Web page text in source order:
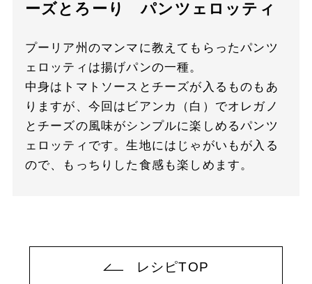
ーズとろーり パンツェロッティ
プーリア州のマンマに教えてもらったパンツ
ェロッティは揚げパンの一種。
中身はトマトソースとチーズが入るものもあ
りますが、今回はビアンカ（白）でオレガノ
とチーズの風味がシンプルに楽しめるパンツ
ェロッティです。生地にはじゃがいもが入る
ので、もっちりした食感も楽しめます。
レシピTOP